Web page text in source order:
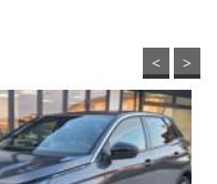
< >